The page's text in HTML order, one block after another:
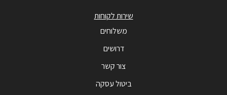
שירות לקוחות
משלוחים
דרושים
צור קשר
ביטול עסקה